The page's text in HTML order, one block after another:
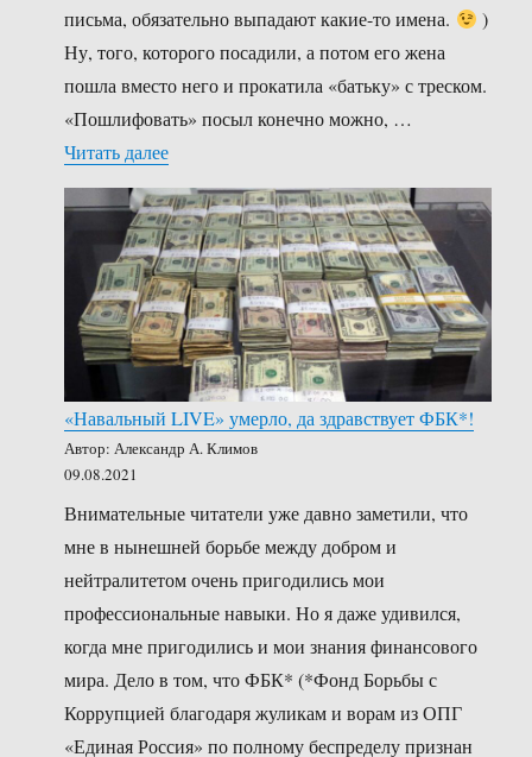
письма, обязательно выпадают какие-то имена.
)
Ну, того, которого посадили, а потом его жена
пошла вместо него и прокатила «батьку» с треском.
«Пошлифовать» посыл конечно можно, …
Читать далее«Кто такой «Товарищ Климов»?»
«Навальный LIVE» умерло, да здравствует ФБК*!
Автор: Александр А. Климов
09.08.2021
Внимательные читатели уже давно заметили, что
мне в нынешней борьбе между добром и
нейтралитетом очень пригодились мои
профессиональные навыки. Но я даже удивился,
когда мне пригодились и мои знания финансового
мира. Дело в том, что ФБК* (*Фонд Борьбы с
Коррупцией благодаря жуликам и ворам из ОПГ
«Единая Россия» по полному беспределу признан